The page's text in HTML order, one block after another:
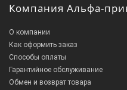
Компания Альфа-
О компании
Как оформить заказ
Способы оплаты
Гарантийное обслуживание
Обмен и возврат товара